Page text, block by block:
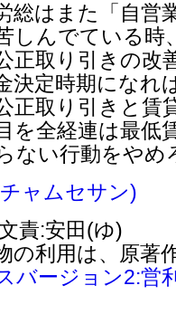
総はまた「自営
しんでている時
正取り引きの改
決定時期になれ
正取り引きと賃
を全経連は最低
ない行動をやめ
ャムセサン)
責:安田(ゆ)
の利用は、原著
バージョン2:営